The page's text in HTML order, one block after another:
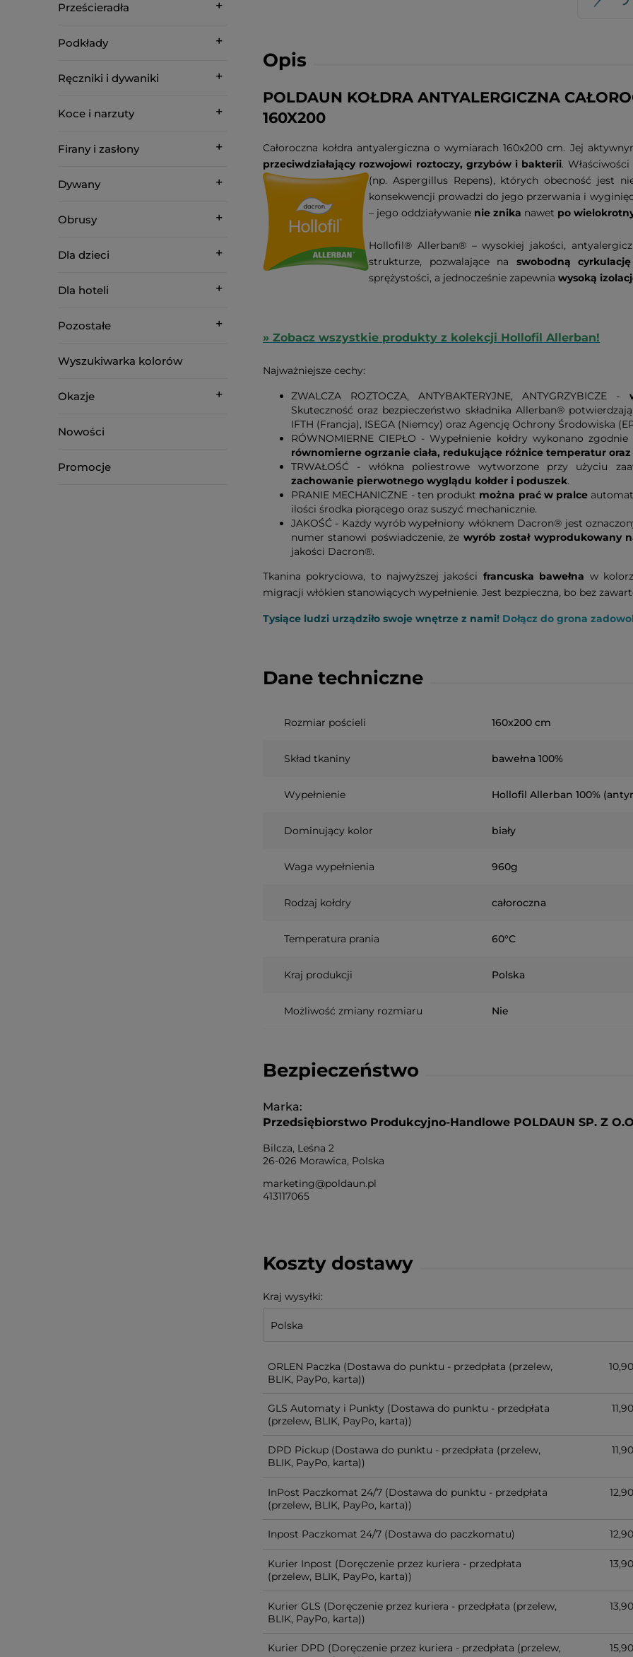
Prześcieradła
Podkłady
Ręczniki i dywaniki
Koce i narzuty
Firany i zasłony
Dywany
Obrusy
Dla dzieci
Dla hoteli
Pozostałe
Wyszukiwarka kolorów
Okazje
Nowości
Promocje
Opis
POLDAUN KOŁDRA ANTYALERGICZNA
160X200
Całoroczna kołdra antyalergiczna o wymiarach 160x200 cm. Jej
przeciwdziałający rozwojowi roztoczy, grzybów i bakterii.
(np. Aspergillus Repens), których obecność jest
konsekwencji prowadzi do jego przerwania i
– jego oddziaływanie nie znika nawet po
Hollofil® Allerban® – wysokiej jakości,
strukturze, pozwalające na swobodną
sprężystości, a jednocześnie zapewnia wysoką
» Zobacz wszystkie produkty z kolekcji Hollofil Allerban!
Najważniejsze cechy:
ZWALCZA ROZTOCZA, ANTYBAKTERYJNE, ANTYGRZYBICZE -
Skuteczność oraz bezpieczeństwo składnika Allerban®
IFTH (Francja), ISEGA (Niemcy) oraz Agencję Ochrony Środowiska
RÓWNOMIERNE CIEPŁO - Wypełnienie kołdry wykonano
równomierne ogrzanie ciała, redukujące różnice temperatur
TRWAŁOŚĆ - włókna poliestrowe wytworzone przy użyciu
zachowanie pierwotnego wyglądu kołder i poduszek.
PRANIE MECHANICZNE - ten produkt można prać w pralce
ilości środka piorącego oraz suszyć mechanicznie.
JAKOŚĆ - Każdy wyrób wypełniony włóknem Dacron® jest
numer stanowi poświadczenie, że wyrób został wyprodukowany
jakości Dacron®.
Tkanina pokryciowa, to najwyższej jakości francuska bawełna w
migracji włókien stanowiących wypełnienie. Jest bezpieczna, bo bez
Tysiące ludzi urządziło swoje wnętrze z nami! Dołącz do grona
Dane techniczne
Rozmiar pościeli 160x200 cm
Skład tkaniny bawełna 100%
Wypełnienie Hollofil Allerban 100%
Dominujący kolor biały
Waga wypełnienia 960g
Rodzaj kołdry całoroczna
Temperatura prania 60°C
Kraj produkcji Polska
Możliwość zmiany rozmiaru Nie
Bezpieczeństwo
Marka
Przedsiębiorstwo Produkcyjno-Handlowe POLDAUN SP. Z
Bilcza, Leśna 2
26-026 Morawica, Polska
marketing@poldaun.pl
413117065
Koszty dostawy
Kraj wysyłki:
ORLEN Paczka (Dostawa do punktu - przedpłata (przelew,
BLIK, PayPo, karta))
GLS Automaty i Punkty (Dostawa do punktu - przedpłata
(przelew, BLIK, PayPo, karta))
DPD Pickup (Dostawa do punktu - przedpłata (przelew,
BLIK, PayPo, karta))
InPost Paczkomat 24/7 (Dostawa do punktu - przedpłata
(przelew, BLIK, PayPo, karta))
Inpost Paczkomat 24/7 (Dostawa do paczkomatu)
Kurier Inpost (Doręczenie przez kuriera - przedpłata
(przelew, BLIK, PayPo, karta))
Kurier GLS (Doręczenie przez kuriera - przedpłata (przelew,
BLIK, PayPo, karta))
Kurier DPD (Doręczenie przez kuriera - przedpłata (przelew,